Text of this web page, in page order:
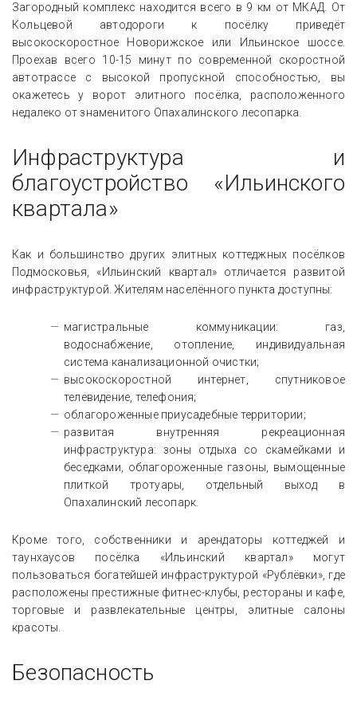
Загородный комплекс находится всего в 9 км от МКАД. От
Кольцевой автодороги к посёлку приведёт
высокоскоростное Новорижское или Ильинское шоссе.
Проехав всего 10-15 минут по современной скоростной
автотрассе с высокой пропускной способностью, вы
окажетесь у ворот элитного посёлка, расположенного
недалеко от знаменитого Опахалинского лесопарка.
Инфраструктура и
благоустройство «Ильинского
квартала»
Как и большинство других элитных коттеджных посёлков
Подмосковья, «Ильинский квартал» отличается развитой
инфраструктурой. Жителям населённого пункта доступны:
магистральные коммуникации: газ,
водоснабжение, отопление, индивидуальная
система канализационной очистки;
высокоскоростной интернет, спутниковое
телевидение, телефония;
облагороженные приусадебные территории;
развитая внутренняя рекреационная
инфраструктура: зоны отдыха со скамейками и
беседками, облагороженные газоны, вымощенные
плиткой тротуары, отдельный выход в
Опахалинский лесопарк.
Кроме того, собственники и арендаторы коттеджей и
таунхаусов посёлка «Ильинский квартал» могут
пользоваться богатейшей инфраструктурой «Рублёвки», где
расположены престижные фитнес-клубы, рестораны и кафе,
торговые и развлекательные центры, элитные салоны
красоты.
Безопасность